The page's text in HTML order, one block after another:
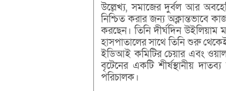
উল্লেখ্য, সমাজের দুর্বল আর
নিশ্চিত করার জন্য অক্লান্তভাবে
করছেন। তিনি দীর্ঘদিন উইলিয়াম
হাসপাতালের সাথে তিনি শুরু
ইডিআই কমিটির চেয়ার এবং
বৃটেনের একটি শীর্ষস্থানীয়
পরিচালক।